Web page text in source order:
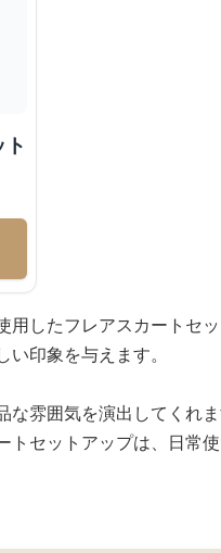
したフレアスカートセッ
印象を与えます。
雰囲気を演出してくれま
セットアップは、日常